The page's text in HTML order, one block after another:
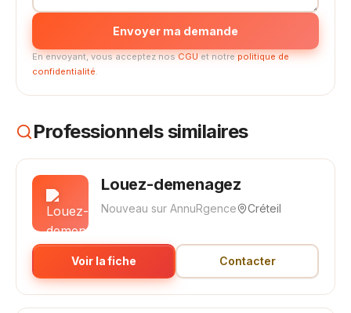
Envoyer ma demande
En envoyant, vous acceptez nosCGUet notrepolitique de
confidentialité.
Professionnels similaires
Louez-demenagez
Nouveau sur AnnuRgence Créteil
Voir la fiche Contacter